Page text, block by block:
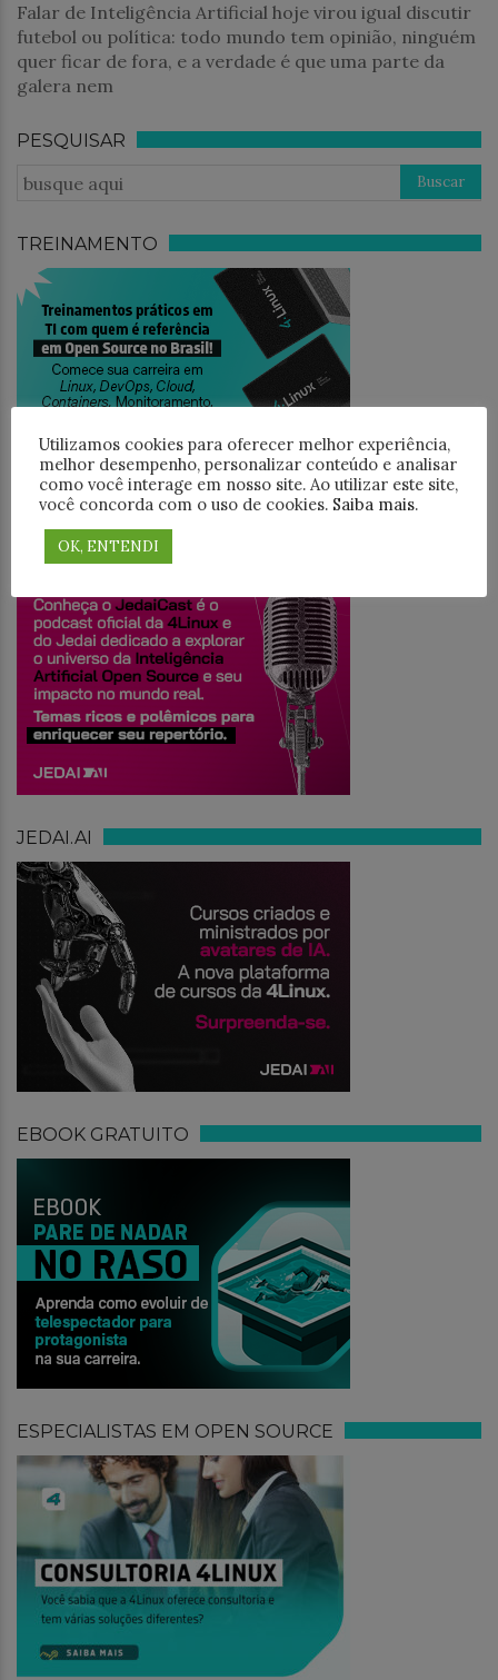
Falar de Inteligência Artificial hoje virou igual discutir
futebol ou política: todo mundo tem opinião, ninguém
quer ficar de fora, e a verdade é que uma parte da
galera nem
PESQUISAR
TREINAMENTO
JEDAICAST
JEDAI.AI
EBOOK GRATUITO
ESPECIALISTAS EM OPEN SOURCE
Utilizamos cookies para oferecer melhor experiência,
melhor desempenho, personalizar conteúdo e analisar
como você interage em nosso site. Ao utilizar este site,
você concorda com o uso de cookies. Saiba mais.
OK, ENTENDI